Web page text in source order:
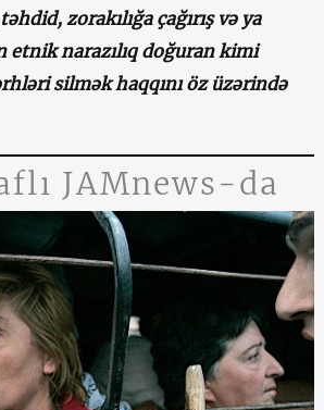
zorakılığa çağırış və ya
etnik narazılıq doğuran kimi
silmək haqqını öz üzərində
JAMnews-da